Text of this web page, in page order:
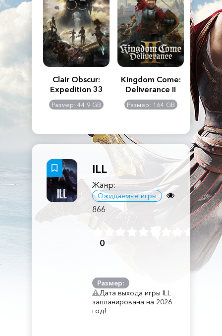
Creed
Clair Obscur:
Expedition 33
Размер: 44.9 GB
Kingdom Come:
Deliverance II
Размер: 164 GB
The
ILL
Жанр:
Ожидаемые игры
866
0
Размер:
Дата выхода игры ILL
запланирована на 2026
год!